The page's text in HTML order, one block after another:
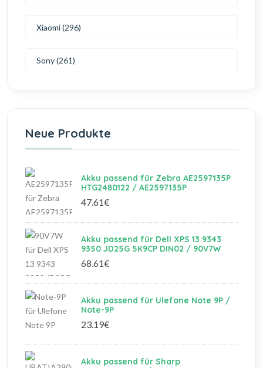
Xiaomi (296)
Sony (261)
Neue Produkte
Akku passend für Zebra AE2597135P
HTG2480122 / AE2597135P
47.61€
Akku passend für Dell XPS 13 9343
9350 JD25G 5K9CP DIN02 / 90V7W
68.61€
Akku passend für Ulefone Note 9P /
Note-9P
23.19€
Akku passend für Sharp